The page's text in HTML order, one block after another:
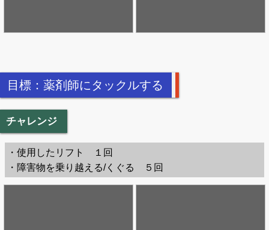
目標：薬剤師にタックルする
チャレンジ
・使用したリフト １回
・障害物を乗り越える/くぐる ５回